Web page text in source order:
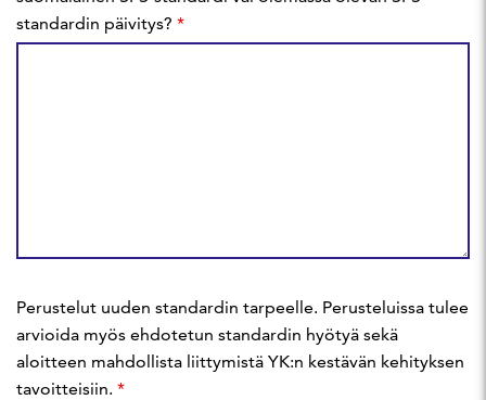
standardin päivitys? *
Perustelut uuden standardin tarpeelle. Perusteluissa tulee
arvioida myös ehdotetun standardin hyötyä sekä
aloitteen mahdollista liittymistä YK:n kestävän kehityksen
tavoitteisiin. *